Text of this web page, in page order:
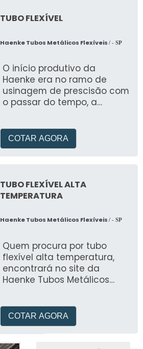
TUBO FLEXÍVEL
Haenke Tubos Metálicos Flexíveis / - SP
O início produtivo da
Haenke era no ramo de
usinagem de prescisão com
o passar do tempo, a
fabricar tubos metálicos
flex&i
COTAR AGORA
TUBO FLEXÍVEL ALTA
TEMPERATURA
Haenke Tubos Metálicos Flexíveis / - SP
Quem procura por tubo
flexível alta temperatura,
encontrará no site da
Haenke Tubos Metálicos
COTAR AGORA